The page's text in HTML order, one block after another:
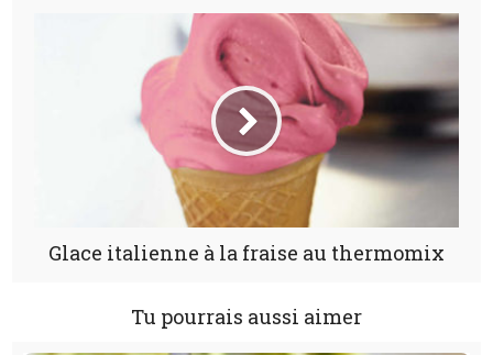
Glace italienne à la fraise au thermomix
Tu pourrais aussi aimer